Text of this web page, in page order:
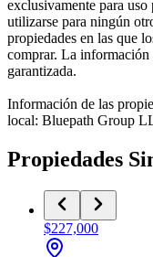
exclusivamente para
utilizarse para ningún
propiedades en las que
comprar. La información
garantizada.
Información de las
local: Bluepath Group
Propiedades
$227,000